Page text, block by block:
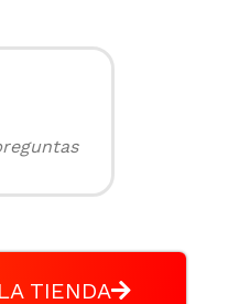
TIENDA